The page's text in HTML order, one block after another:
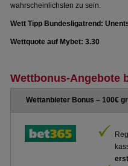
wahrscheinlichsten zu sein.
Wett Tipp Bundesligatrend:
Wettquote auf Mybet: 3.30
Wettbonus-Angebote
Wettanbieter Bonus – 100€